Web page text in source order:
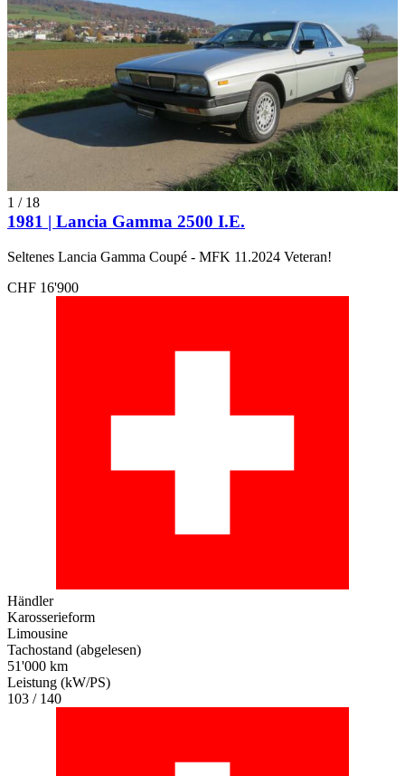
1 / 18
1981 | Lancia Gamma 2500 I.E.
Seltenes Lancia Gamma Coupé - MFK 11.2024 Veteran!
CHF 16'900
Händler
Karosserieform
Limousine
Tachostand (abgelesen)
51'000 km
Leistung (kW/PS)
103 / 140